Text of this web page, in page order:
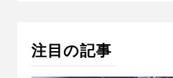
注目の記事